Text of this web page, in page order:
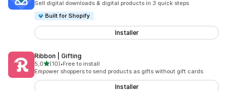
Sell digital downloads & digital products in 3 quick steps
Built for Shopify
Installer
Ribbon | Gifting
5,0av 5 stjerner
(10)
Totalt 10 omtaler
•Free to install
Empower shoppers to send products as gifts without gift cards
Installer